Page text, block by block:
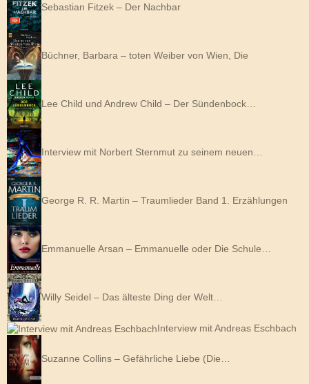
Sebastian Fitzek – Der Nachbar
Büchner, Barbara – toten Weiber von Wien, Die
Lee Child und Andrew Child – Der Sündenbock…
Interview mit Norbert Sternmut zu seinem neuen…
George R. R. Martin – Traumlieder Band 1. Erzählungen
Emmanuelle Arsan – Emmanuelle oder Die Schule…
Willy Seidel – Das älteste Ding der Welt…
Interview mit Andreas Eschbach
Suzanne Collins – Gefährliche Liebe (Die…